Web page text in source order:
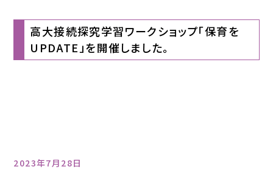
高大接続探究学習ワークショップ「保育を
UPDATE」を開催しました。
2023年7月28日